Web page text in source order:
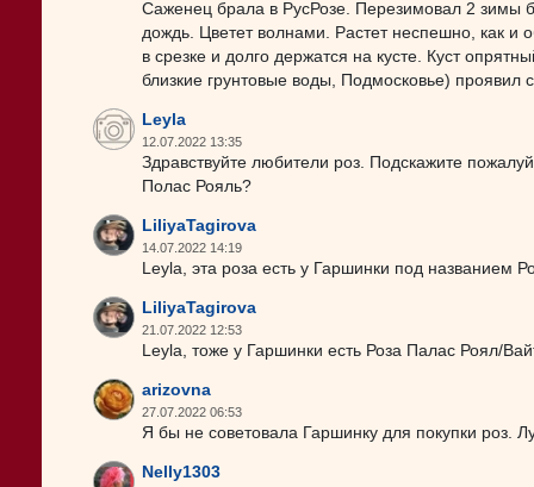
Саженец брала в РусРозе. Перезимовал 2 зимы
дождь. Цветет волнами. Растет неспешно, как и
в срезке и долго держатся на кусте. Куст
близкие грунтовые воды, Подмосковье)
Leyla
12.07.2022 13:35
Здравствуйте любители роз. Подскажите
Полас Рояль?
LiliyaTagirova
14.07.2022 14:19
Leyla, эта роза есть у Гаршинки под названием
LiliyaTagirova
21.07.2022 12:53
Leyla, тоже у Гаршинки есть Роза Палас Роял/
arizovna
27.07.2022 06:53
Я бы не советовала Гаршинку для покупки роз.
Nelly1303